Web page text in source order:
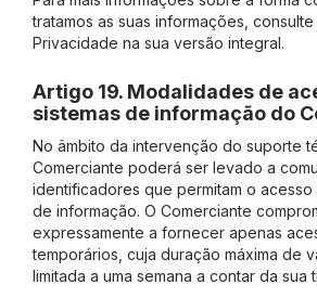
tratamos as suas informações,
Privacidade na sua versão integral.
Artigo 19. Modalidades de
sistemas de informação do
No âmbito da intervenção do suporte
Comerciante poderá ser levado a
identificadores que permitam o acesso
de informação. O Comerciante
expressamente a fornecer apenas
temporários, cuja duração máxima de
limitada a uma semana a contar da sua